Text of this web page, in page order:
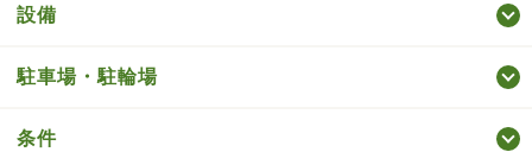
設備
駐車場・駐輪場
条件